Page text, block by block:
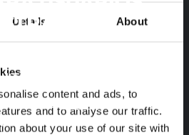
Details About
content and ads, to
and to analyse our traffic.
about your use of our site with
web.
clic en el Login
y disfruta de
exclusivo para ti.